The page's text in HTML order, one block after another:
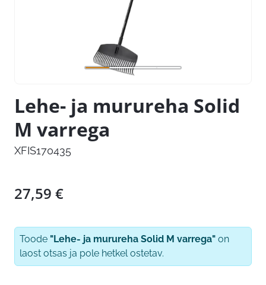
Lehe- ja murureha Solid
M varrega
XFIS170435
27,59 €
Toode "Lehe- ja murureha Solid M varrega" on
laost otsas ja pole hetkel ostetav.